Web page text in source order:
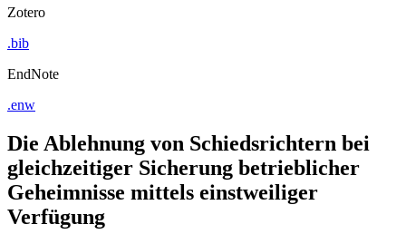
Zotero
.bib
EndNote
.enw
Die Ablehnung von Schiedsrichtern bei
gleichzeitiger Sicherung betrieblicher
Geheimnisse mittels einstweiliger
Verfügung